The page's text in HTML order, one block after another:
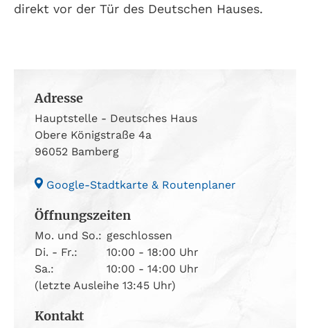
direkt vor der Tür des Deutschen Hauses.
Adresse
Hauptstelle - Deutsches Haus
Obere Königstraße 4a
96052 Bamberg
Google-Stadtkarte & Routenplaner
Öffnungszeiten
Mo. und So.: geschlossen
Di. - Fr.:
10:00 - 18:00 Uhr
Sa.:
10:00 - 14:00 Uhr
(letzte Ausleihe 13:45 Uhr)
Kontakt